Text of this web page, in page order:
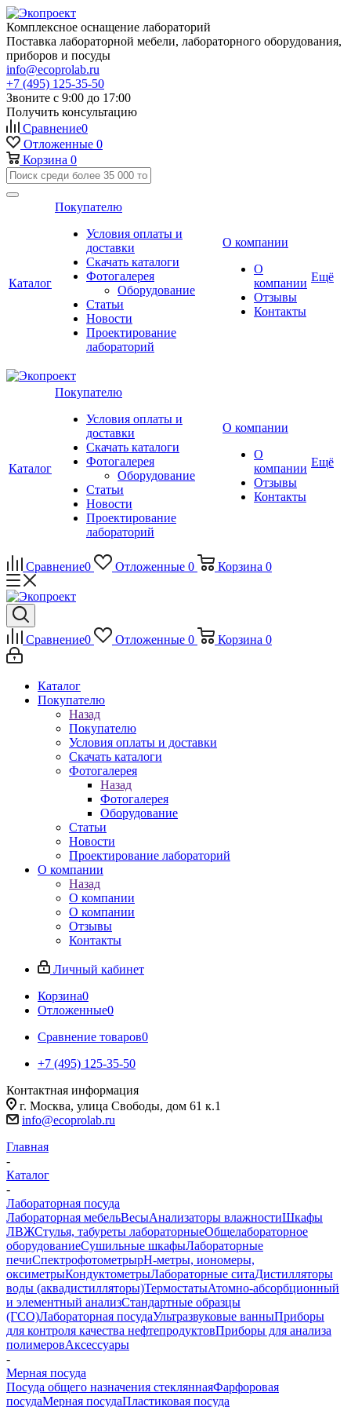
Комплексное оснащение лабораторий
Поставка лабораторной мебели, лабораторного оборудования,
приборов и посуды
info@ecoprolab.ru
+7 (495) 125-35-50
Звоните с 9:00 до 17:00
Получить консультацию
Сравнение0
Отложенные 0
Корзина 0
Каталог
Покупателю
Условия оплаты и
доставки
Скачать каталоги
Фотогалерея
Оборудование
Статьи
Новости
Проектирование
лабораторий
О компании
О
компании
Отзывы
Контакты
Ещё
Каталог
Покупателю
Условия оплаты и
доставки
Скачать каталоги
Фотогалерея
Оборудование
Статьи
Новости
Проектирование
лабораторий
О компании
О
компании
Отзывы
Контакты
Ещё
Сравнение0 Отложенные 0 Корзина 0
Сравнение0 Отложенные 0 Корзина 0
Каталог
Покупателю
Назад
Покупателю
Условия оплаты и доставки
Скачать каталоги
Фотогалерея
Назад
Фотогалерея
Оборудование
Статьи
Новости
Проектирование лабораторий
О компании
Назад
О компании
О компании
Отзывы
Контакты
Личный кабинет
Корзина0
Отложенные0
Сравнение товаров0
+7 (495) 125-35-50
Контактная информация
г. Москва, улица Свободы, дом 61 к.1
info@ecoprolab.ru
Главная
-
Каталог
-
Лабораторная посуда
Лабораторная мебельВесыАнализаторы влажностиШкафы
ЛВЖСтулья, табуреты лабораторныеОбщелабораторное
оборудованиеСушильные шкафыЛабораторные
печиСпектрофотометрыpH-метры, иономеры,
оксиметрыКондуктометрыЛабораторные ситаДистилляторы
воды (аквадистилляторы)ТермостатыАтомно-абсорбционный
и элементный анализСтандартные образцы
(ГСО)Лабораторная посудаУльтразвуковые ванныПриборы
для контроля качества нефтепродуктовПриборы для анализа
полимеровАксессуары
-
Мерная посуда
Посуда общего назначения стекляннаяФарфоровая
посудаМерная посудаПластиковая посуда